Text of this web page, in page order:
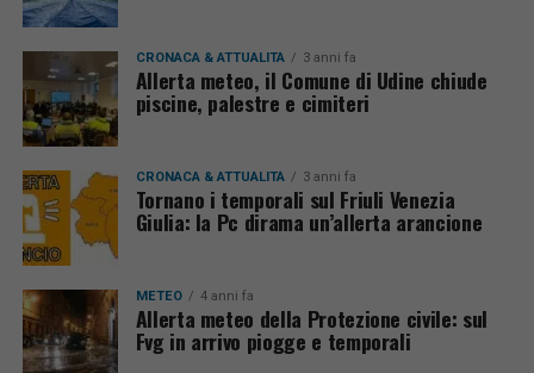
CRONACA & ATTUALITÀ 3 anni fa
Allerta meteo, il Comune di Udine chiude
piscine, palestre e cimiteri
CRONACA & ATTUALITÀ 3 anni fa
Tornano i temporali sul Friuli Venezia
Giulia: la Pc dirama un’allerta arancione
METEO 4 anni fa
Allerta meteo della Protezione civile: sul
Fvg in arrivo piogge e temporali